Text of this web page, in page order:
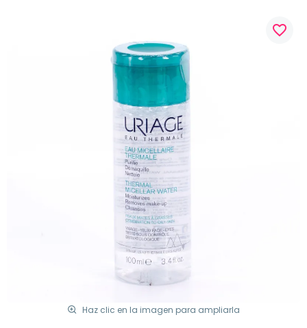
Haz clic en la imagen para ampliarla
favorite_border